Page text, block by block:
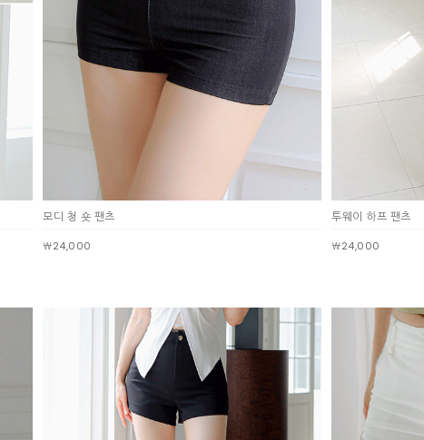
모디 청 숏 팬츠
￦24,000
투웨이 하프 팬츠
￦24,000